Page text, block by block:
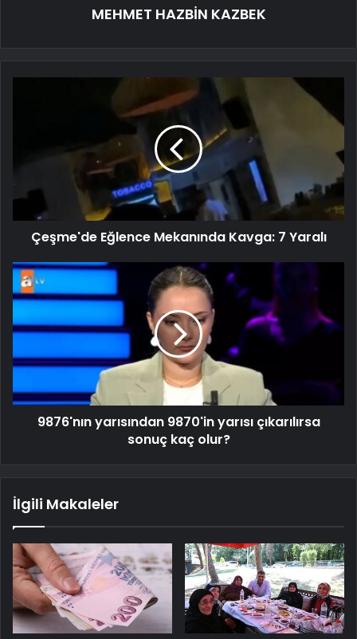
MEHMET HAZBİN KAZBEK
Çeşme'de Eğlence Mekanında Kavga: 7 Yaralı
9876'nın yarısından 9870'in yarısı çıkarılırsa
sonuç kaç olur?
İlgili Makaleler